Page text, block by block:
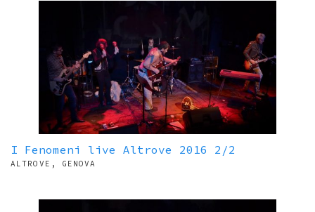
I Fenomeni live Altrove 2016 2/2
ALTROVE, GENOVA